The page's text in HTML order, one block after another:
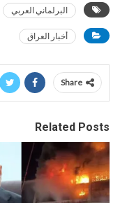
البرلماني العربي
أخبار العراق
Share
Related Posts